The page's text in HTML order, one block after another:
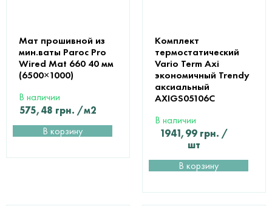
Мат прошивной из
мин.ваты Paroc Pro
Wired Mat 660 40 мм
(6500×1000)
В наличии
575,48 грн. /м2
В корзину
Комплект
термостатический
Vario Term Axi
экономичный Trendy
аксиальный
AXIGS05106С
В наличии
1941,99 грн. /
шт
В корзину